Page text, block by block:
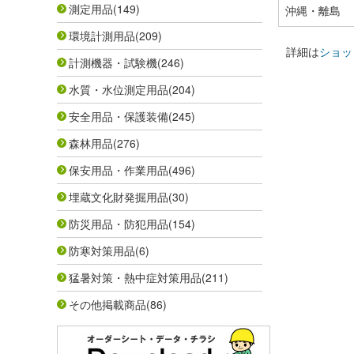
測定用品(149)
環境計測用品(209)
計測機器・試験機(246)
水質・水位測定用品(204)
安全用品・保護装備(245)
森林用品(276)
保安用品・作業用品(496)
埋蔵文化財発掘用品(30)
防災用品・防犯用品(154)
防寒対策用品(6)
猛暑対策・熱中症対策用品(211)
その他掲載商品(86)
沖縄・離島
詳細はショ